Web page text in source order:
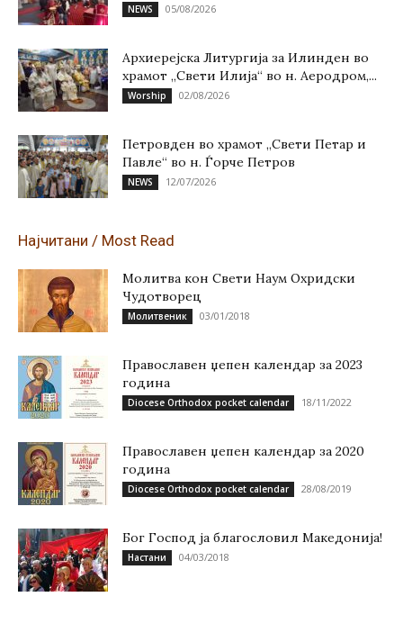
NEWS 05/08/2026
Архиерејска Литургија за Илинден во
храмот „Свети Илија“ во н. Аеродром,...
Worship 02/08/2026
Петровден во храмот „Свети Петар и
Павле“ во н. Ѓорче Петров
NEWS 12/07/2026
Најчитани / Most Read
Молитва кон Свети Наум Охридски
Чудотворец
Молитвеник 03/01/2018
Православен џепен календар за 2023
година
Diocese Orthodox pocket calendar 18/11/2022
Православен џепен календар за 2020
година
Diocese Orthodox pocket calendar 28/08/2019
Бог Господ ја благословил Македонија!
Настани 04/03/2018